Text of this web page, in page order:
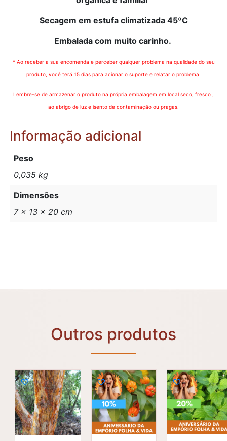
Secagem em estufa climatizada 45ºC
Embalada com muito carinho.
* Ao receber a sua encomenda e perceber qualquer problema na qualidade do seu
produto, você terá 15 dias para acionar o suporte e relatar o problema.
Lembre-se de armazenar o produto na própria embalagem em local seco, fresco ,
ao abrigo de luz e isento de contaminação ou pragas.
Informação adicional
Peso
0,035 kg
Dimensões
7 × 13 × 20 cm
Outros produtos